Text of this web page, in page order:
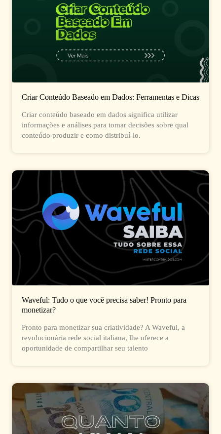
Criar Conteúdo Baseado em Dados: Ferramentas e Dicas
Criar conteúdo baseado em dados significa utilizar
informações e análises para tomar decisões sobre qual
conteúdo produzir e como distribuí-lo.
Waveful: Tudo o que você precisa saber! Pronto para
monetizar?
Pronto para monetizar sua criatividade? A Waveful, a
revolucionária rede social italiana, lhe oferece a
oportunidade de compartilhar seu talento